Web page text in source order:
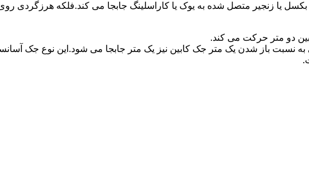
یا زنجیر متصل شده به یوک یا کاراسلینگ جابجا می کند.فلکه هرزگردی
دو متر حرکت می کند.
نسبت باز شدن یک متر جک کابین نیز یک متر جابجا می شود.این نوع جک